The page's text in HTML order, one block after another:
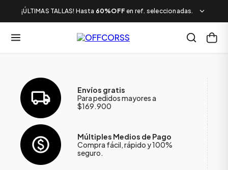
¡ÚLTIMAS TALLAS! Hasta 60%OFF en ref. seleccionadas.
Envíos gratis
Para pedidos mayores a
$169.900
Múltiples Medios de Pago
Compra fácil, rápido y 100%
seguro.